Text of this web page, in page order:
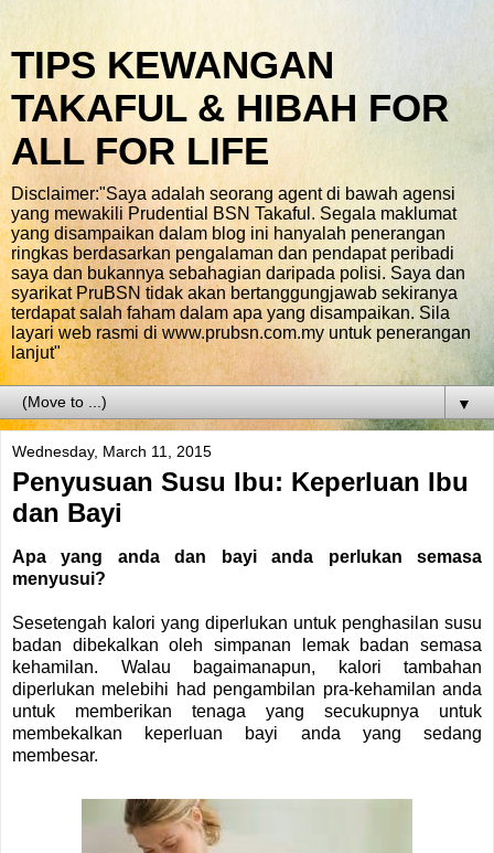
TIPS KEWANGAN
TAKAFUL & HIBAH FOR
ALL FOR LIFE
Disclaimer:"Saya adalah seorang agent di bawah agensi
yang mewakili Prudential BSN Takaful. Segala maklumat
yang disampaikan dalam blog ini hanyalah penerangan
ringkas berdasarkan pengalaman dan pendapat peribadi
saya dan bukannya sebahagian daripada polisi. Saya dan
syarikat PruBSN tidak akan bertanggungjawab sekiranya
terdapat salah faham dalam apa yang disampaikan. Sila
layari web rasmi di www.prubsn.com.my untuk penerangan
lanjut"
▼
Wednesday, March 11, 2015
Penyusuan Susu Ibu: Keperluan Ibu
dan Bayi
Apa yang anda dan bayi anda perlukan semasa
menyusui?
Sesetengah kalori yang diperlukan untuk penghasilan susu
badan dibekalkan oleh simpanan lemak badan semasa
kehamilan. Walau bagaimanapun, kalori tambahan
diperlukan melebihi had pengambilan pra-kehamilan anda
untuk memberikan tenaga yang secukupnya untuk
membekalkan keperluan bayi anda yang sedang
membesar.